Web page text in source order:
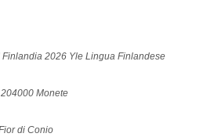
Finlandia 2026 Yle Lingua Finlandese
Monete
di Conio